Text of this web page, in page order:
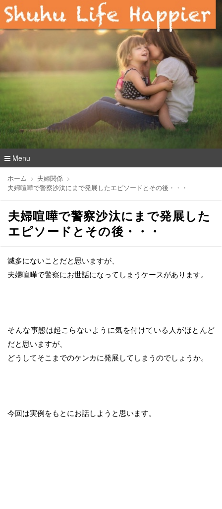
Menu
ン
動
ホーム
夫婦関係
夫婦喧嘩で警察沙汰にまで発展したエピソードとその後・・・
夫婦喧嘩で警察沙汰にまで発展した
エピソードとその後・・・
滅多にないことだと思いますが、
夫婦喧嘩で警察にお世話になってしまうケースがあります。
そんな事態は起こらないように気を付けている人がほとんど
だと思いますが、
どうしてそこまでのケンカに発展してしまうのでしょうか。
今回は実例をもとにお話しようと思います。